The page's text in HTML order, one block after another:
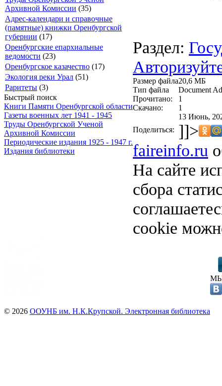
Архивной Комиссии (35)
Адрес-календари и справочные
(памятные) книжки Оренбургской
губернии (17)
Оренбургские епархиальные
ведомости (23)
Оренбургское казачество (17)
Экология реки Урал (51)
Раритеты (3)
Быстрый поиск
Книги Памяти Оренбургской области
Газеты военных лет 1941 - 1945
Труды Оренбургской Ученой
Архивной Комиссии
Периодические издания 1925 - 1947 г.
Издания библиотеки
Раздел:
Размер файла20,6 МБ
Тип файла
Document
Прочитано:
1
Скачано:
1
13 Июнь,
Поделиться: ]]>
faireinfo.ru
На сайте
сбора
cookie
© 2026 ООУНБ им. Н.К.Крупской. Электронная библиотека